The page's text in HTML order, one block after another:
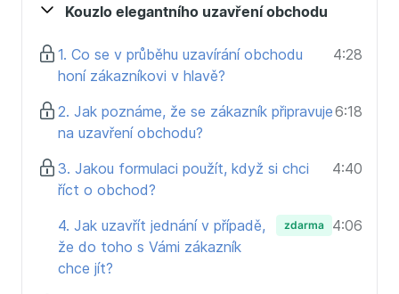
pocitem, bez manipulace a tlaku
V kurzu se naučíte:
obchodu.
Jak rozpoznat uzavírací signály a jak je překlopit
do uzavírací akce.
Jak se nebát říct si o “to svoje” a jak citlivě
Jaké techniky je možné použít, když zákazník
váhá nebo Vás přímo odmítá.
Kurz je určený pro:
Kouzlo elegantního uzavření obchodu
1. Co se v průběhu uzavírání obchodu
honí zákazníkovi v hlavě?
4:28
2. Jak poznáme, že se zákazník připravuje
na uzavření obchodu?
6:18
3. Jakou formulaci použít, když si chci
říct o obchod?
4:40
4. Jak uzavřít jednání v případě,
že do toho s Vámi zákazník
chce jít?
zdarma 4:06